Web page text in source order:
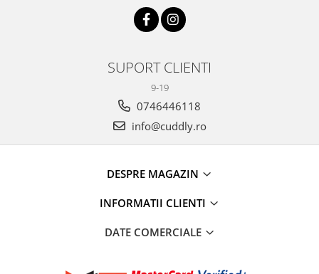
SUPORT CLIENTI
9-19
0746446118
info@cuddly.ro
DESPRE MAGAZIN
INFORMATII CLIENTI
DATE COMERCIALE